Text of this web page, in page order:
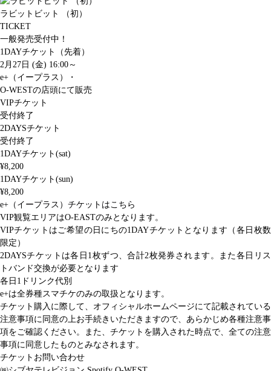
ラビットビット （初）
TICKET
一般発売受付中！
1DAYチケット（先着）
2月27日 (金) 16:00～
e+（イープラス）・
O-WESTの店頭にて販売
VIPチケット
受付終了
2DAYSチケット
受付終了
1DAYチケット(sat)
¥8,200
1DAYチケット(sun)
¥8,200
e+（イープラス）チケットはこちら
VIP観覧エリアはO-EASTのみとなります。
VIPチケットはご希望の日にちの1DAYチケットとなります（各日枚数
限定）
2DAYSチケットは各日1枚ずつ、合計2枚発券されます。また各日リス
トバンド交換が必要となります
各日1ドリンク代別
e+は全券種スマチケのみの取扱となります。
チケット購入に際して、オフィシャルホームページにて記載されている
注意事項に同意の上お手続きいただきますので、あらかじめ各種注意事
項をご確認ください。また、チケットを購入された時点で、全ての注意
事項に同意したものとみなされます。
チケットお問い合わせ